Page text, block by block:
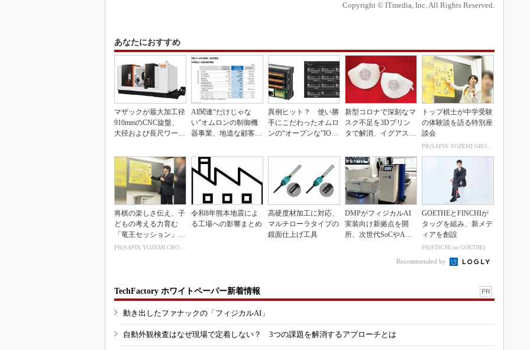
Copyright © ITmedia, Inc. All Rights Reserved.
あなたにおすすめ
マザックが最大加工径
910mmのCNC旋盤、
大径および長尺ワーク
AI関連“だけじゃな
い”オムロンの制御機
器事業、地道な顧客基
異例ヒット？ 使い勝
手にこだわったオムロ
ンの“オープンな”IO-L
新型コロナで深刻なマ
スク不足を3Dプリン
タで解消、イグアスが
トップ棋士が中学受験
の体験談を語る特別座
談会
PR(SAPIX YOZEMI GROUP)
将棋の楽しさ伝え、子
どもの考える力育む
「竜王セッション」レ
ポート
PR(SAPIX YOZEMI GROUP)
令和8年熊本地震によ
る工場への影響まとめ
高硬度材加工に対応、
マルチローラタイプの
鏡面仕上げ工具
DMPがフィジカルAI
実装向け新拠点を開
所、次世代SoCやAM
GOETHEとFINCHIが
タッグを組み、新メデ
ィアを創設
PR(FINCHI on GOETHE)
Recommended by
TechFactory ホワイトペーパー新着情報 PR
動き出したファナックの「フィジカルAI」
自動外観検査はなぜ現場で定着しない？ 3つの課題を解消するアプローチとは